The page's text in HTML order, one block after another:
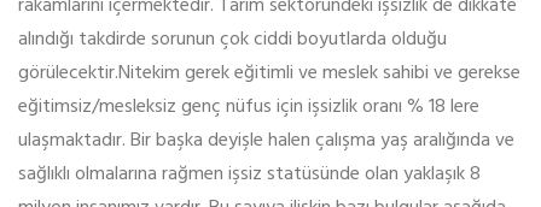
alındığı takdirde sorunun çok ciddi boyutlarda olduğu
görülecektir.Nitekim gerek eğitimli ve meslek sahibi ve gerekse
eğitimsiz/mesleksiz genç nüfus için işsizlik oranı % 18 lere
ulaşmaktadır. Bir başka deyişle halen çalışma yaş aralığında ve
sağlıklı olmalarına rağmen işsiz statüsünde olan yaklaşık 8